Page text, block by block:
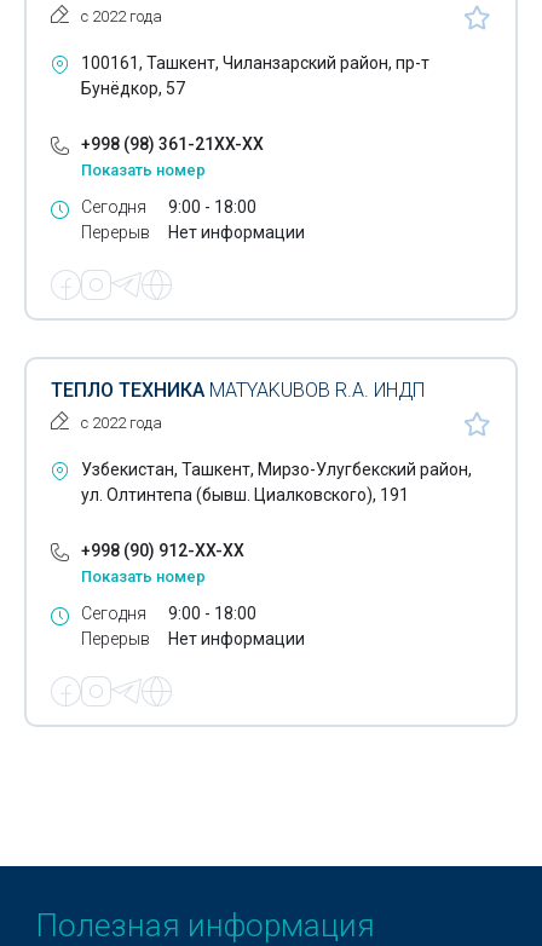
с 2022 года
100161, Ташкент, Чиланзарский район, пр-т
Бунёдкор, 57
+998 (98) 361-21XX-XX
Показать номер
Сегодня
Перерыв
9:00 - 18:00
Нет информации
ТЕПЛО ТЕХНИКА MATYAKUBOB R.A. ИНДП
с 2022 года
Узбекистан, Ташкент, Мирзо-Улугбекский район,
ул. Олтинтепа (бывш. Циалковского), 191
+998 (90) 912-XX-XX
Показать номер
Сегодня
Перерыв
9:00 - 18:00
Нет информации
Полезная информация